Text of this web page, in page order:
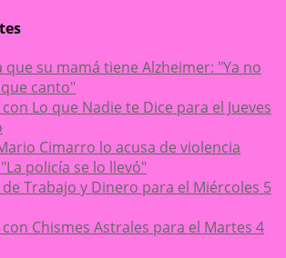
que su mamá tiene Alzheimer: "Ya no
canto"
Lo que Nadie te Dice para el Jueves
Cimarro lo acusa de violencia
policía se lo llevó"
Trabajo y Dinero para el Miércoles 5
Chismes Astrales para el Martes 4